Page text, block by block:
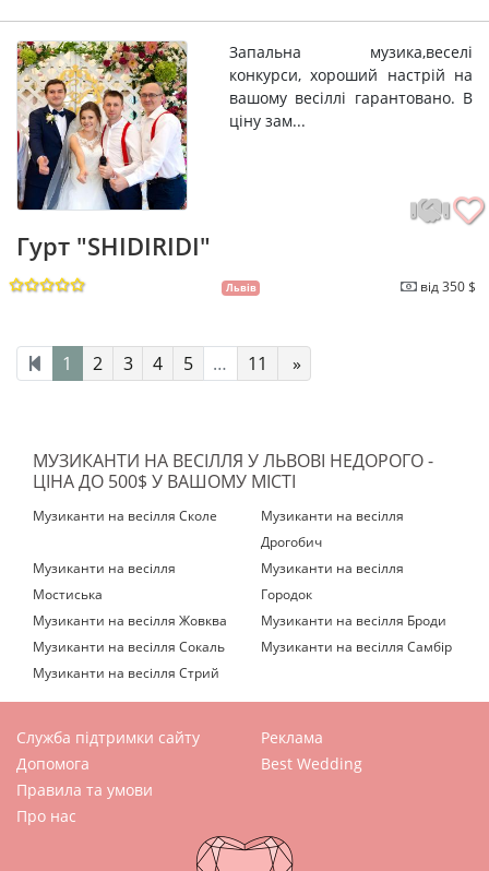
Запальна музика,веселі
конкурси, хороший настрій на
вашому весіллі гарантовано. В
ціну зам...
Гурт "SHIDIRIDI"
Львів від 350 $
1 2 3 4 5 … 11 »
МУЗИКАНТИ НА ВЕСІЛЛЯ У ЛЬВОВІ НЕДОРОГО -
ЦІНА ДО 500$ У ВАШОМУ МІСТІ
Музиканти на весілля Сколе
Музиканти на весілля
Дрогобич
Музиканти на весілля
Мостиська‎
Музиканти на весілля
Городок
Музиканти на весілля Жовква
Музиканти на весілля Броди
Музиканти на весілля Сокаль
Музиканти на весілля Самбір
Музиканти на весілля Стрий
Служба підтримки сайту
Допомога
Правила та умови
Про нас
Реклама
Best Wedding